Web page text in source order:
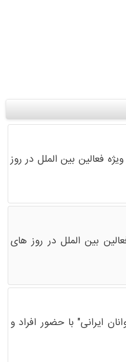
فعالین بین الملل در روز
بین الملل در روز های
ایرانی" با حضور افراد و